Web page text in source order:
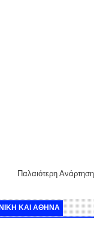
Παλαιότερη Ανάρτηση
ΚΑΙ ΑΘΗΝΑ